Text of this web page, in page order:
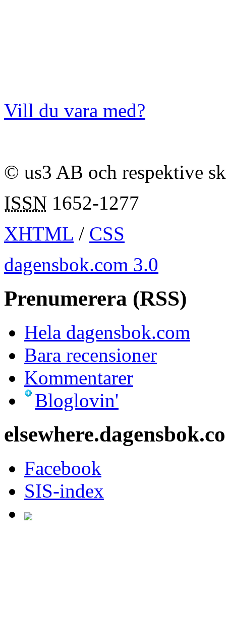
Vill du vara med?
© us3 AB och respektive
ISSN 1652-1277
XHTML / CSS
dagensbok.com 3.0
Prenumerera (RSS)
Hela dagensbok.com
Bara recensioner
Kommentarer
Bloglovin'
Facebook
SIS-index